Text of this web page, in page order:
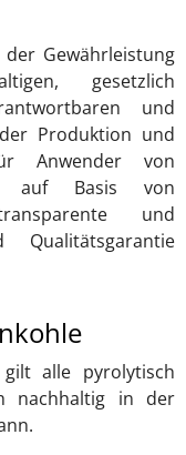
Gewährleistung
gesetzlich
und
Produktion und
Anwender von
auf Basis von
und
Qualitätsgarantie
gilt alle pyrolytisch
nachhaltig in der